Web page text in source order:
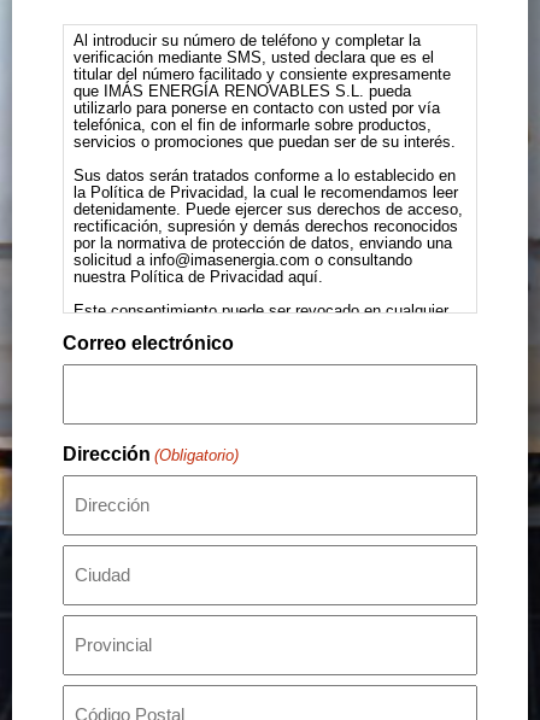
Al introducir su número de teléfono y completar la
verificación mediante SMS, usted declara que es el
titular del número facilitado y consiente expresamente
que IMÁS ENERGÍA RENOVABLES S.L. pueda
utilizarlo para ponerse en contacto con usted por vía
telefónica, con el fin de informarle sobre productos,
servicios o promociones que puedan ser de su interés.
Sus datos serán tratados conforme a lo establecido en
la Política de Privacidad, la cual le recomendamos leer
detenidamente. Puede ejercer sus derechos de acceso,
rectificación, supresión y demás derechos reconocidos
por la normativa de protección de datos, enviando una
solicitud a info@imasenergia.com o consultando
nuestra Política de Privacidad aquí.
Este consentimiento puede ser revocado en cualquier
Correo electrónico
Dirección (Obligatorio)